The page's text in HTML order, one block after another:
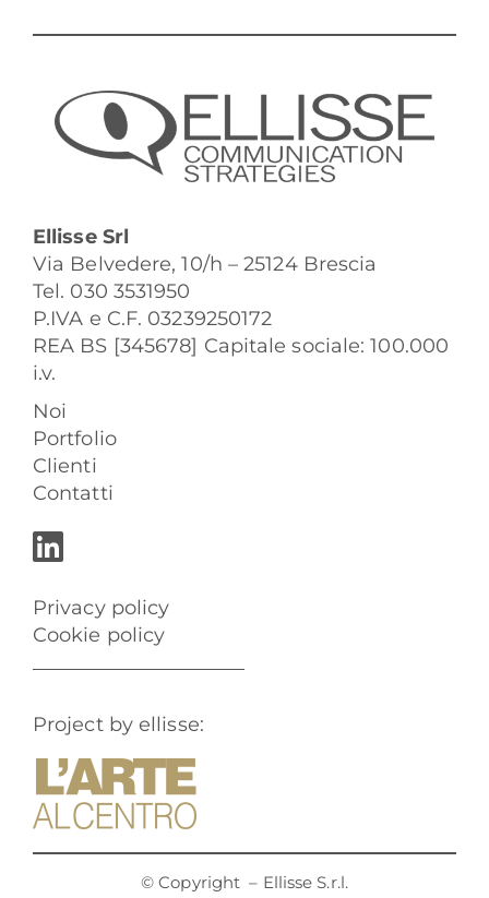
Ellisse Srl
Via Belvedere, 10/h – 25124 Brescia
Tel. 030 3531950
P.IVA e C.F. 03239250172
REA BS [345678] Capitale sociale: 100.000
i.v.
Noi
Portfolio
Clienti
Contatti
Privacy policy
Cookie policy
Project by ellisse:
© Copyright– Ellisse S.r.l.